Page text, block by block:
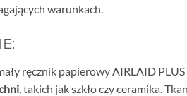
warunkach.
ręcznik papierowy AIRLAID
, takich jak szkło czy ceramika.